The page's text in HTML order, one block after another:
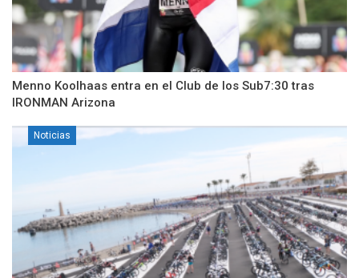
Menno Koolhaas entra en el Club de los Sub7:30 tras
IRONMAN Arizona
Noticias